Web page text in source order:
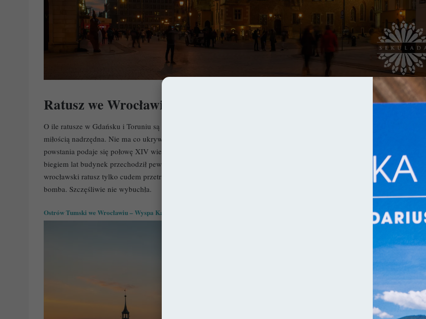
Ratusz we Wrocławiu
O ile ratusze w Gdańsku i Toruniu są bezsprzecznie piękne, o tyle patriotyzm lokalny nakazuje kochać mi ten
miłością nadrzędna. Nie ma co ukrywać, że rozmach z jakim go wzniesiono nie ma sobie równych. Jako datę jego
powstania podaje się połowę XIV wieku, choć w rzeczywistości najstarsze jego fragmenty pochodzą z końca wieku XIII. Z
biegiem lat budynek przechodził pewne metamorfozy, ale jego pierwotna forma została zachowana. Warto wspomnieć, że
wrocławski ratusz tylko cudem przetrwał do naszych czasów, bo w ostatnich dniach II wojny światowej wpadła do niego
bomba. Szczęśliwie nie wybuchła.
Ostrów Tumski we Wrocławiu – Wyspa Katedralna